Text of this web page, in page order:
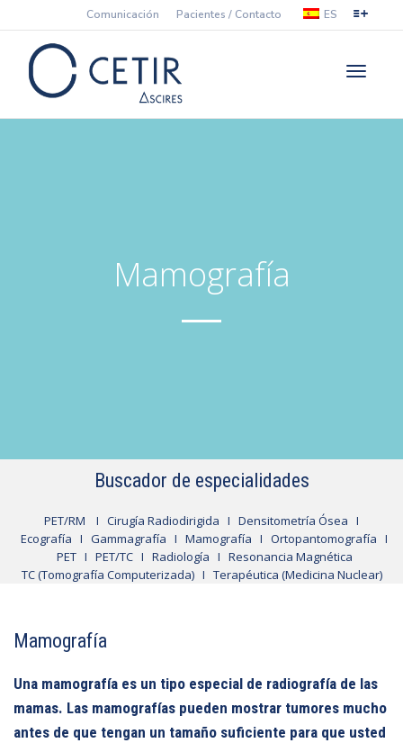
Comunicación Pacientes / Contacto ES
Mamografía
Buscador de especialidades
PET/RM I Cirugía Radiodirigida I Densitometría Ósea I
Ecografía I Gammagrafía I Mamografía I Ortopantomografía I
PETI PET/TCI Radiología I Resonancia Magnética
TC (Tomografía Computerizada)I Terapéutica (Medicina Nuclear)
Mamografía
Una mamografía es un tipo especial de radiografía de las
mamas. Las mamografías pueden mostrar tumores mucho
antes de que tengan un tamaño suficiente para que usted